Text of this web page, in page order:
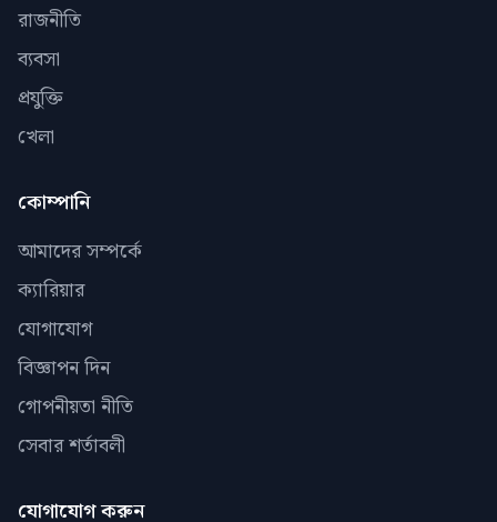
রাজনীতি
ব্যবসা
প্রযুক্তি
খেলা
কোম্পানি
আমাদের সম্পর্কে
ক্যারিয়ার
যোগাযোগ
বিজ্ঞাপন দিন
গোপনীয়তা নীতি
সেবার শর্তাবলী
যোগাযোগ করুন